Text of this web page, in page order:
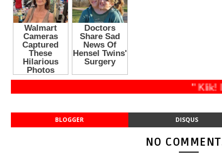
" Klik!
BLOGGER DISQUS
NO